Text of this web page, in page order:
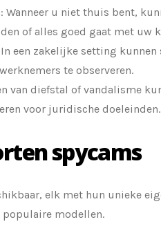
u niet thuis bent,
of alles goed gaat met uw
een zakelijke setting kunnen
te observeren.
van diefstal of vandalisme
voor juridische doeleinden.
spycams
elk met hun unieke
populaire modellen.